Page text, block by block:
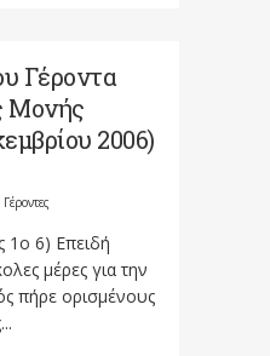
Γέροντα
Μονής
2006)
1ο 6) Επειδή
μέρες για την
πήρε ορισμένους